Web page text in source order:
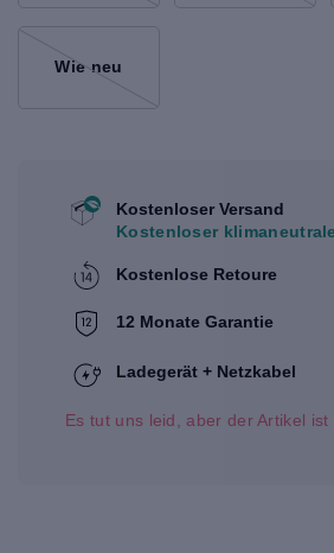
Wie neu
Kostenloser Versand
Kostenloser
Kostenlose Retoure
12 Monate Garantie
Ladegerät + Netzkabel
Es tut uns leid, aber der Artikel ist